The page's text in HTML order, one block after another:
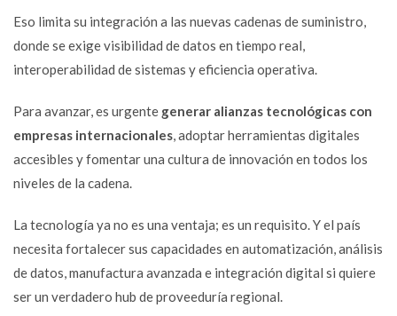
Eso limita su integración a las nuevas cadenas de suministro,
donde se exige visibilidad de datos en tiempo real,
interoperabilidad de sistemas y eficiencia operativa.
Para avanzar, es urgente generar alianzas tecnológicas con
empresas internacionales, adoptar herramientas digitales
accesibles y fomentar una cultura de innovación en todos los
niveles de la cadena.
La tecnología ya no es una ventaja; es un requisito. Y el país
necesita fortalecer sus capacidades en automatización, análisis
de datos, manufactura avanzada e integración digital si quiere
ser un verdadero hub de proveeduría regional.